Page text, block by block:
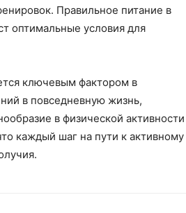
Правильное питание в
оптимальные условия для
ключевым фактором в
в повседневную жизнь,
в физической активности
каждый шаг на пути к активному